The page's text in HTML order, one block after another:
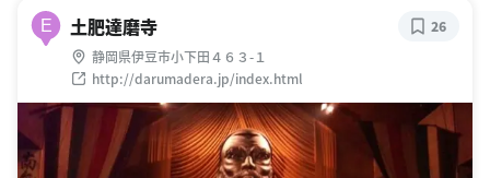
E 土肥達磨寺
静岡県伊豆市小下田４６３-１
http://darumadera.jp/index.html
26